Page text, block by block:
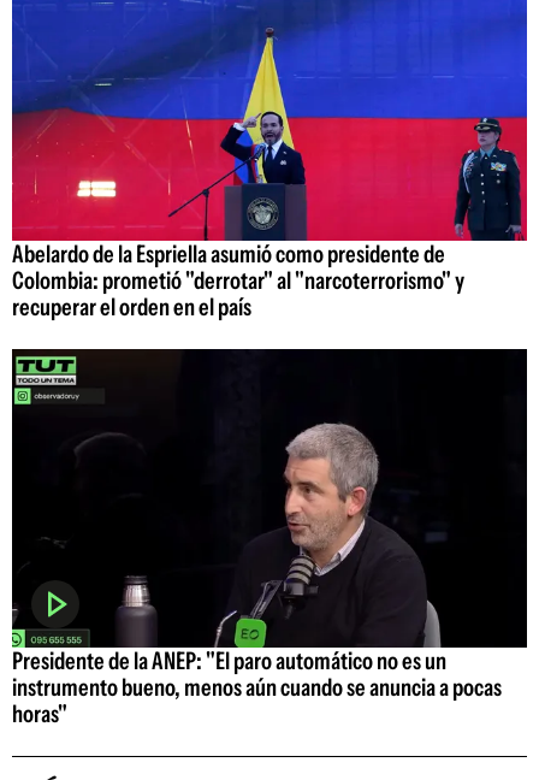
Abelardo de la Espriella asumió como presidente de
Colombia: prometió "derrotar" al "narcoterrorismo" y
recuperar el orden en el país
Presidente de la ANEP: "El paro automático no es un
instrumento bueno, menos aún cuando se anuncia a pocas
horas"